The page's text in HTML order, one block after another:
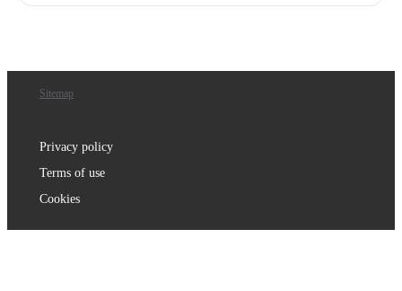
Sitemap
Privacy policy
Terms of use
Cookies